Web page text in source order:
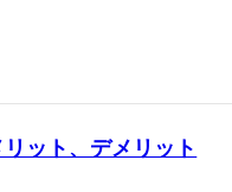
ット、デメリット